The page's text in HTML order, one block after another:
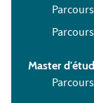
Master